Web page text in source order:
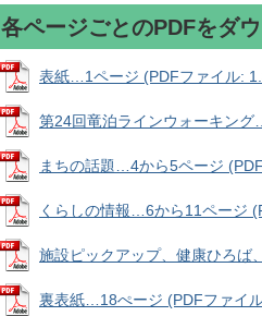
各ページごとのPDFをダ
表紙…1ページ (PDFファイル:
第24回竜泊ラインウォーキン
まちの話題…4から5ページ
くらしの情報…6から11ページ
施設ピックアップ、健康ひろ
裏表紙…18ぺージ (PDFファイ